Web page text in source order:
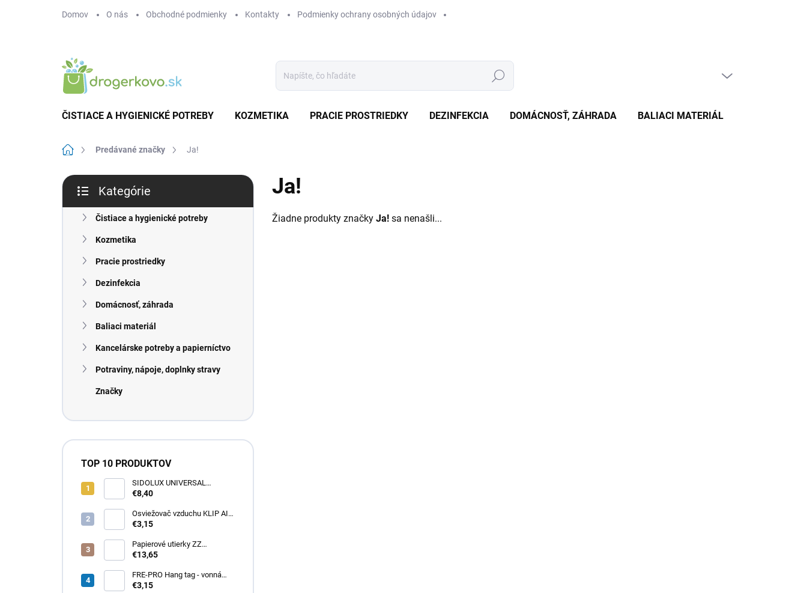
Domov O nás Obchodné podmienky Kontakty Podmienky ochrany osobných údajov
Hľadať
ČISTIACE A HYGIENICKÉ POTREBY KOZMETIKA PRACIE PROSTRIEDKY DEZINFEKCIA DOMÁCNOSŤ, ZÁHRADA BALIACI MATERIÁL
DomovPredávané značky Ja!
B
č
kategórie
Kategórie
Čistiace a hygienické potreby
Kozmetika
Pracie prostriedky
Dezinfekcia
Domácnosť, záhrada
Baliaci materiál
Kancelárske potreby a papierníctvo
Potraviny, nápoje, doplnky stravy
Značky
TOP 10 PRODUKTOV
SIDOLUX UNIVERSAL
Marseillské mydlo s
€8,40
Osviežovač vzduchu KLIP AIR
TROPICAL
€3,15
Papierové utierky ZZ
zelené (4000ks) 1vrst.
€13,65
FRE-PRO Hang tag - vonná
gelová záveska Spiced Apple
€3,15
Ja!
Žiadne produkty značky Ja! sa nenašli...